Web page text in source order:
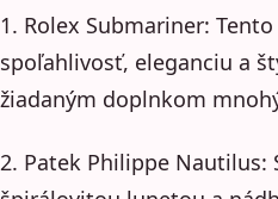
1. Rolex Submariner:
spoľahlivosť, eleganciu a
žiadaným doplnkom
2. Patek Philippe Nautilus: